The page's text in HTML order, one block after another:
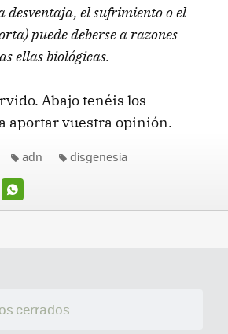
desventaja, el sufrimiento o el
puede deberse a razones
ellas biológicas.
Abajo tenéis los
aportar vuestra opinión.
WHATSAPP
adn disgenesia
cerrados